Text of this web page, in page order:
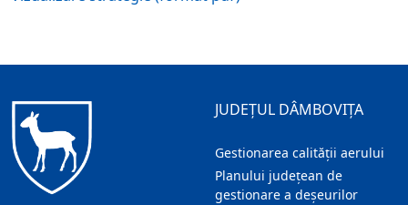
JUDEȚUL DÂMBOVIȚA
Gestionarea calității aerului
Planului județean de
gestionare a deșeurilor